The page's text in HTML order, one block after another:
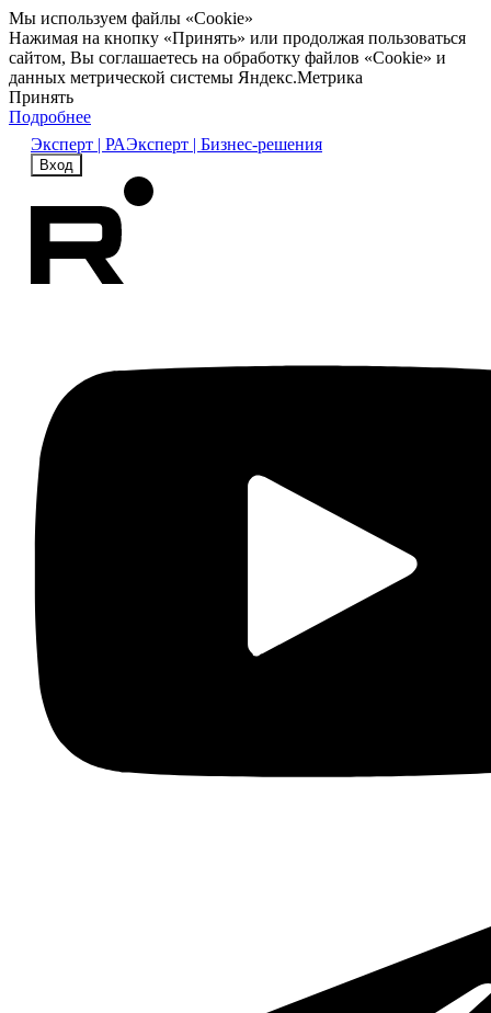
Мы используем файлы «Cookie»
Нажимая на кнопку «Принять» или продолжая пользоваться
сайтом, Вы соглашаетесь на обработку файлов «Cookie» и
данных метрической системы Яндекс.Метрика
Принять
Подробнее
Эксперт | РАЭксперт | Бизнес-решения
Вход